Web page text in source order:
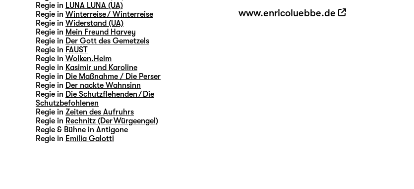
www.enricoluebbe.de
Regie in LUNA LUNA (UA)
Regie in Winterreise / Winterreise
Regie in Widerstand (UA)
Regie in Mein Freund Harvey
Regie in Der Gott des Gemetzels
Regie in FAUST
Regie in Wolken.Heim
Regie in Kasimir und Karoline
Regie in Die Maßnahme / Die Perser
Regie in Der nackte Wahnsinn
Regie in Die Schutzflehenden / Die
Schutzbefohlenen
Regie in Zeiten des Aufruhrs
Regie in Rechnitz (Der Würgeengel)
Regie & Bühne in Antigone
Regie in Emilia Galotti